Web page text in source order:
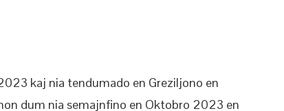
kaj nia tendumado en Greziljono en
dum nia semajnfino en Oktobro 2023 en